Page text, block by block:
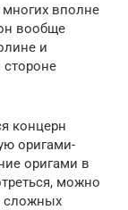
вполне
вообще
и
стороне
концерн
оригами-
оригами в
можно
сложных